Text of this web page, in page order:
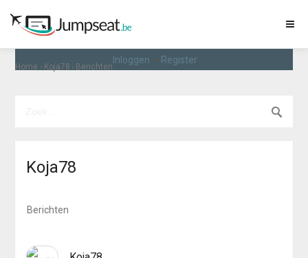
Home › Koja78 › Berichten
Inloggen Register
Koja78
Berichten